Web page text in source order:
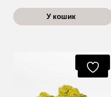
У кошик
Акція